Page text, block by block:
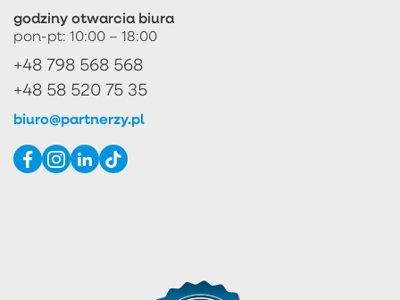
godziny otwarcia biura
pon-pt: 10:00 – 18:00
+48 798 568 568
+48 58 520 75 35
biuro@partnerzy.pl